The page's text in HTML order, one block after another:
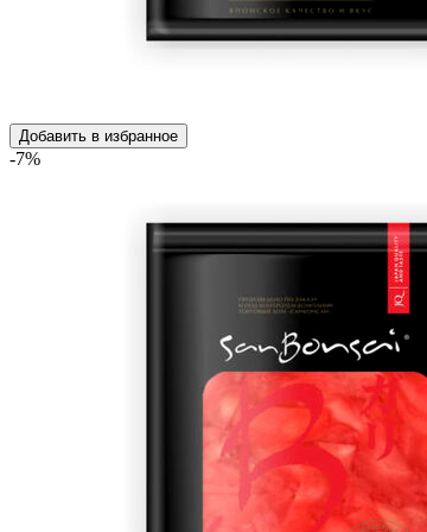
Добавить в избранное
-7%